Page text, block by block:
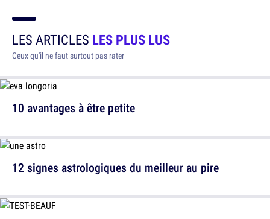
LES ARTICLES LES PLUS LUS
Ceux qu'il ne faut surtout pas rater
10 avantages à être petite
12 signes astrologiques du meilleur au pire